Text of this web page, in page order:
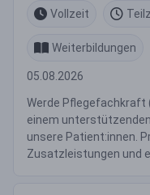
Vollzeit
Weiterbildungen
05.08.2026
Werde
einem
unsere Patient:innen.
Zusatzleistungen und